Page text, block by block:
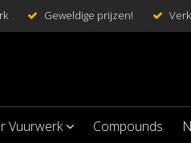
Geweldige prijzen!
Vuurwerk Compounds